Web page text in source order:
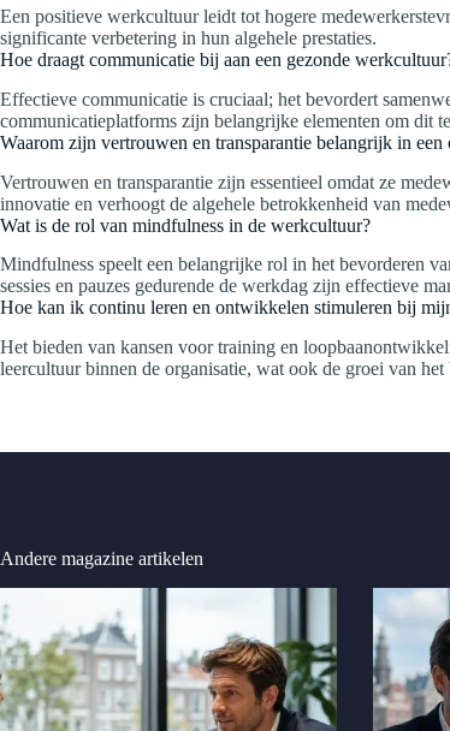
Een positieve werkcultuur leidt tot hogere
significante verbetering in hun algehele prestaties.
Hoe draagt communicatie bij aan een gezonde
Effectieve communicatie is cruciaal; het bevordert
communicatieplatforms zijn belangrijke elementen om dit
Waarom zijn vertrouwen en transparantie belangrijk in een
Vertrouwen en transparantie zijn essentieel omdat ze
innovatie en verhoogt de algehele betrokkenheid van
Wat is de rol van mindfulness in de werkcultuur?
Mindfulness speelt een belangrijke rol in het bevorderen
sessies en pauzes gedurende de werkdag zijn effectieve
Hoe kan ik continu leren en ontwikkelen stimuleren bij
Het bieden van kansen voor training en
leercultuur binnen de organisatie, wat ook de groei van
Andere magazine artikelen